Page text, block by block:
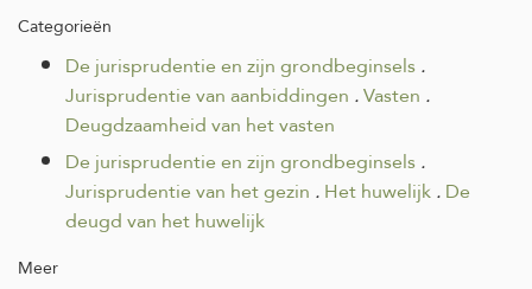
Categorieën
De jurisprudentie en zijn grondbeginsels.
Jurisprudentie van aanbiddingen .Vasten .
Deugdzaamheid van het vasten
De jurisprudentie en zijn grondbeginsels.
Jurisprudentie van het gezin .Het huwelijk.De
deugd van het huwelijk
Meer